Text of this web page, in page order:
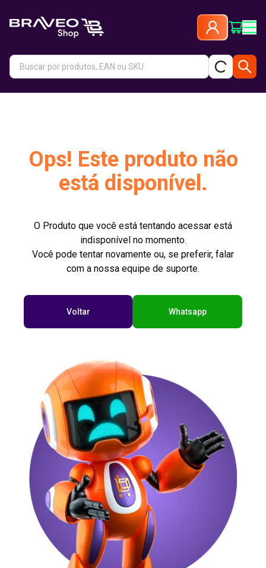
Ops! Este produto não
está disponível.
O Produto que você está tentando acessar está
indisponível no momento.
Você pode tentar novamente ou, se preferir, falar
com a nossa equipe de suporte.
Voltar Whatsapp